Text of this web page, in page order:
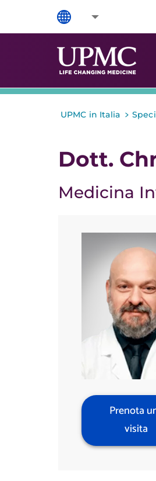
UPMC in Italia >
Dott.
Medicina
Prenota
visita